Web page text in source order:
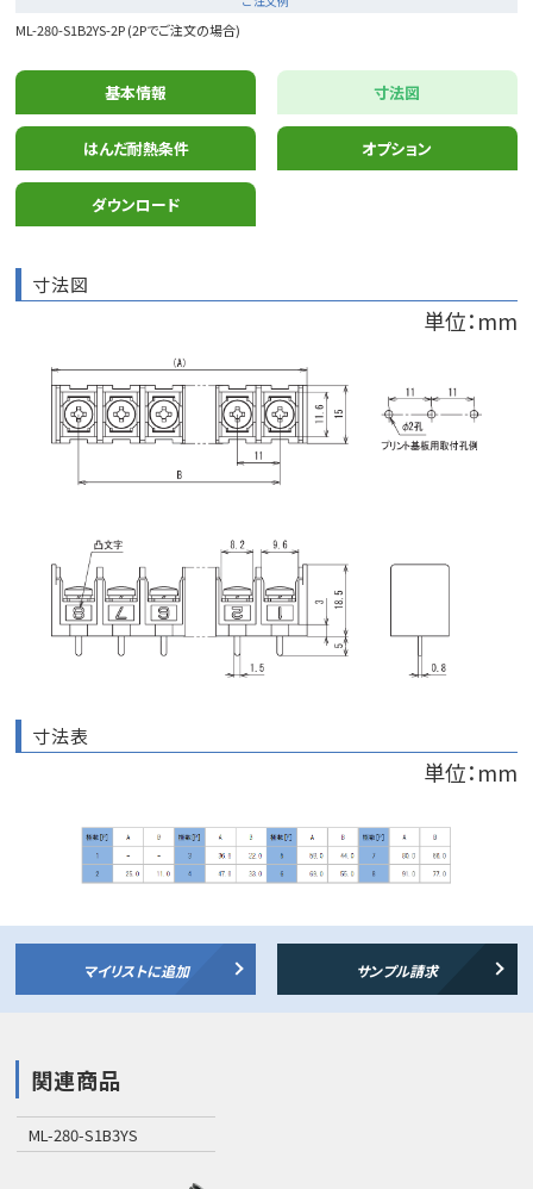
ML-280-S1B2YS-2P (2Pでご注文の場合)
基本情報 寸法図
はんだ耐熱条件 オプション
ダウンロード
寸法図
単位：mm
寸法表
単位：mm
マイリストに追加 サンプル請求
関連商品
ML-280-S1B3YS